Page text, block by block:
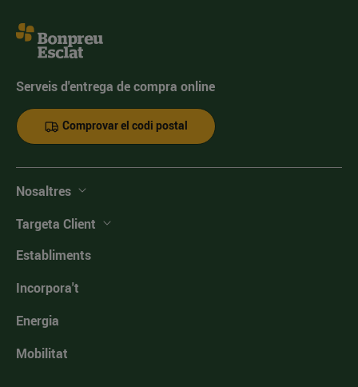
Serveis d'entrega de compra online
Comprovar el codi postal
Nosaltres
Targeta Client
Establiments
Incorpora't
Energia
Mobilitat